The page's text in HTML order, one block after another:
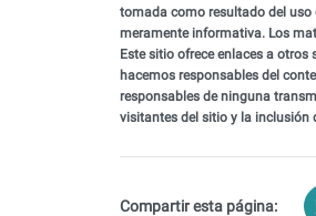
tomada como resultado del uso
meramente informativa. Los
Este sitio ofrece enlaces a
hacemos responsables del
responsables de ninguna
visitantes del sitio y la inclusión
Compartir esta página: